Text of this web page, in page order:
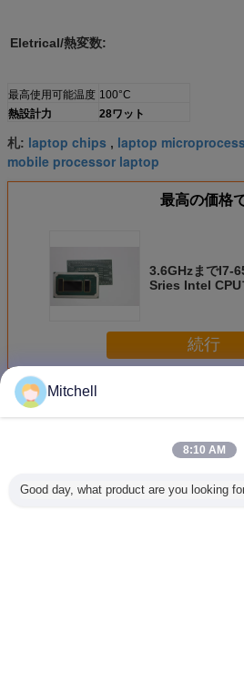
Eletrical/熱変数:
最高使用可能温度 100°C
熱設計力
28ワット
札: laptop chips , laptop
mobile processor laptop
最高の価格
3.6GHzまでI7-
Sries Intel CPU
続行
多く ラップトップCPUプロセッサ
FH8066802980002 I3-4025U ノート
Mitchell
8:10 AM
Good day, what product are you looking